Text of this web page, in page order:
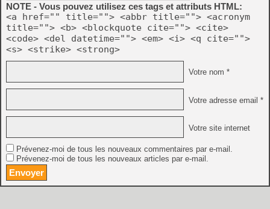
NOTE - Vous pouvez utilisez ces tags et attributs HTML:
<a href="" title=""> <abbr title=""> <acronym
title=""> <b> <blockquote cite=""> <cite>
<code> <del datetime=""> <em> <i> <q cite="">
<s> <strike> <strong>
Votre nom *
Votre adresse email *
Votre site internet
Prévenez-moi de tous les nouveaux commentaires par e-mail.
Prévenez-moi de tous les nouveaux articles par e-mail.